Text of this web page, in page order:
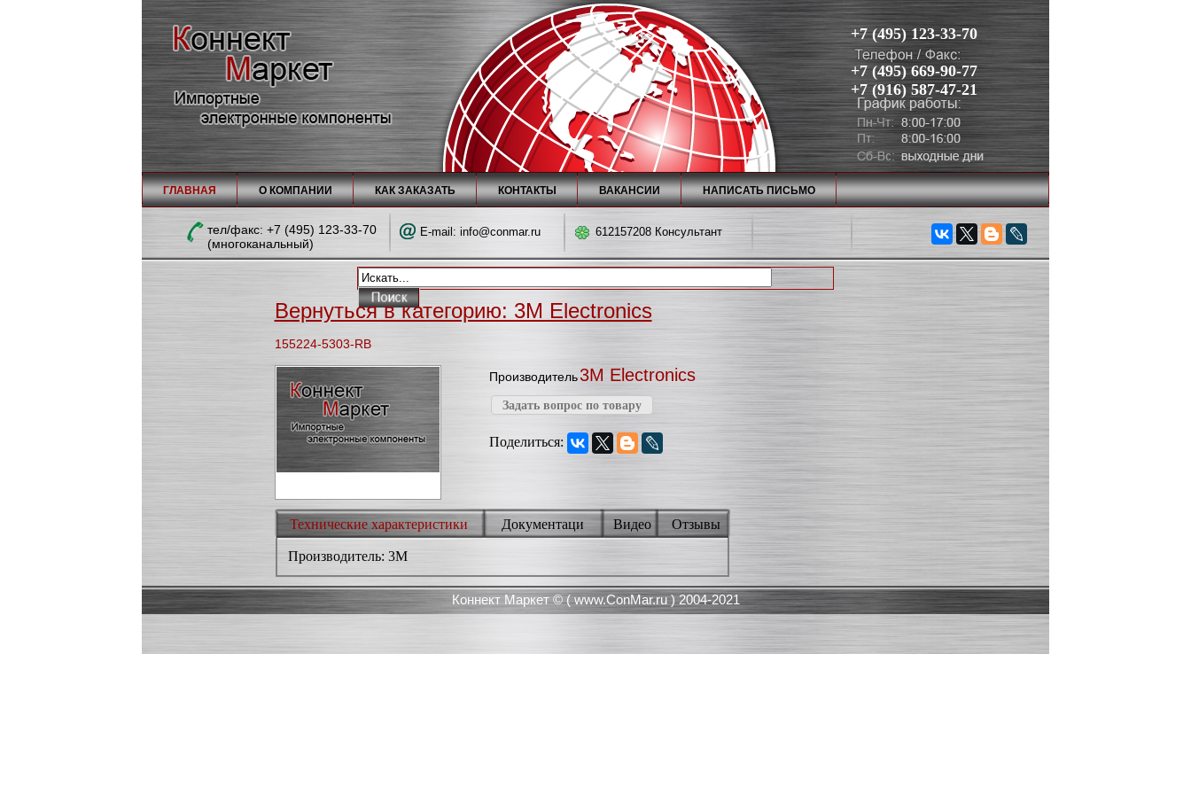
+7 (495) 123-33-70
+7 (495) 669-90-77
+7 (916) 587-47-21
ГЛАВНАЯ О КОМПАНИИ КАК ЗАКАЗАТЬ КОНТАКТЫ ВАКАНСИИ НАПИСАТЬ ПИСЬМО
тел/факc: +7 (495) 123-33-70
(многоканальный)
E-mail: info@conmar.ru 612157208 Консультант
Вернуться в категорию: 3M Electronics
155224-5303-RB
Производитель3M Electronics
Задать вопрос по товару
Поделиться:
Технические характеристики Документаци Видео Отзывы
Производитель: 3M
Коннект Маркет © (www.ConMar.ru) 2004-2021